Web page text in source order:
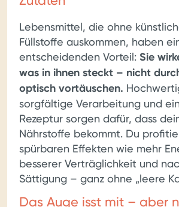
Lebensmittel, die ohne
Füllstoffe auskommen, haben
entscheidenden Vorteil: Sie
was in ihnen steckt – nicht
optisch vortäuschen.
sorgfältige Verarbeitung und
Rezeptur sorgen dafür, dass
Nährstoffe bekommt. Du
spürbaren Effekten wie mehr
besserer Verträglichkeit und
Sättigung – ganz ohne „leere
Das Auge isst mit – aber